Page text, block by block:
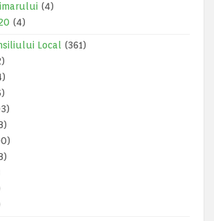
(4)
(4)
Local
(361)